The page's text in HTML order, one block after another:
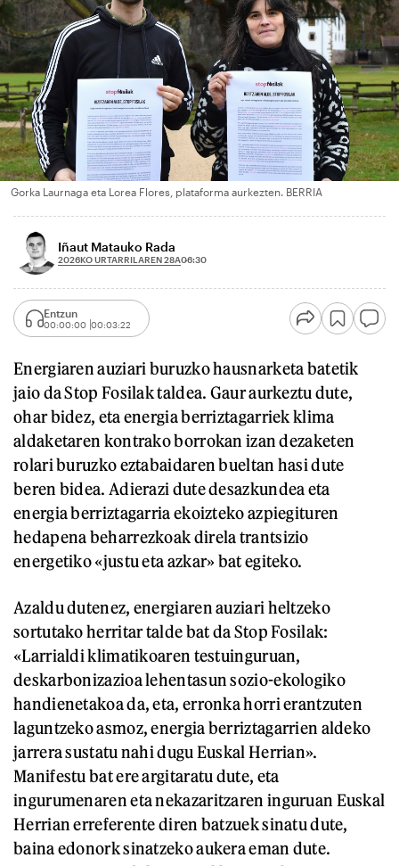
Gorka Laurnaga eta Lorea Flores, plataforma aurkezten. BERRIA
Iñaut Matauko Rada
2026KO URTARRILAREN 28A06:30
Entzun
00:00:00 00:03:22
Energiaren auziari buruzko hausnarketa batetik
jaio da Stop Fosilak taldea. Gaur aurkeztu dute,
ohar bidez, eta energia berriztagarriek klima
aldaketaren kontrako borrokan izan dezaketen
rolari buruzko eztabaidaren bueltan hasi dute
beren bidea. Adierazi dute desazkundea eta
energia berriztagarria ekoizteko azpiegituren
hedapena beharrezkoak direla trantsizio
energetiko «justu eta azkar» bat egiteko.
Azaldu dutenez, energiaren auziari heltzeko
sortutako herritar talde bat da Stop Fosilak:
«Larrialdi klimatikoaren testuinguruan,
deskarbonizazioa lehentasun sozio-ekologiko
handienetakoa da, eta, erronka horri erantzuten
laguntzeko asmoz, energia berriztagarrien aldeko
jarrera sustatu nahi dugu Euskal Herrian».
Manifestu bat ere argitaratu dute, eta
ingurumenaren eta nekazaritzaren inguruan Euskal
Herrian erreferente diren batzuek sinatu dute,
baina edonork sinatzeko aukera eman dute.